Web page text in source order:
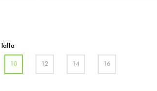
Talla
10 12 14 16